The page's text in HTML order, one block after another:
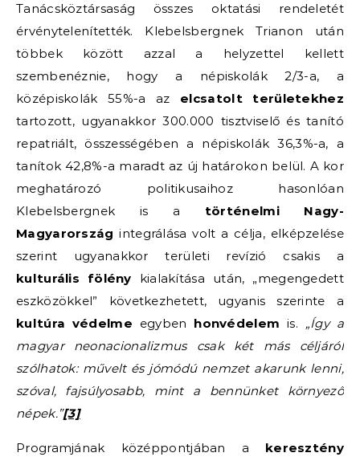
Tanácsköztársaság összes oktatási rendeletét
érvénytelenítették. Klebelsbergnek Trianon után
többek között azzal a helyzettel kellett
szembenéznie, hogy a népiskolák 2/3-a, a
középiskolák 55%-a az elcsatolt területekhez
tartozott, ugyanakkor 300.000 tisztviselő és tanító
repatriált, összességében a népiskolák 36,3%-a, a
tanítok 42,8%-a maradt az új határokon belül. A kor
meghatározó politikusaihoz hasonlóan
Klebelsbergnek is a történelmi Nagy-
Magyarország integrálása volt a célja, elképzelése
szerint ugyanakkor területi revízió csakis a
kulturális fölény kialakítása után, „megengedett
eszközökkel” következhetett, ugyanis szerinte a
kultúra védelme egyben honvédelem is. „Így a
magyar neonacionalizmus csak két más céljáról
szólhatok: művelt és jómódú nemzet akarunk lenni,
szóval, fajsúlyosabb, mint a bennünket környező
népek.”[3]
Programjának középpontjában a keresztény